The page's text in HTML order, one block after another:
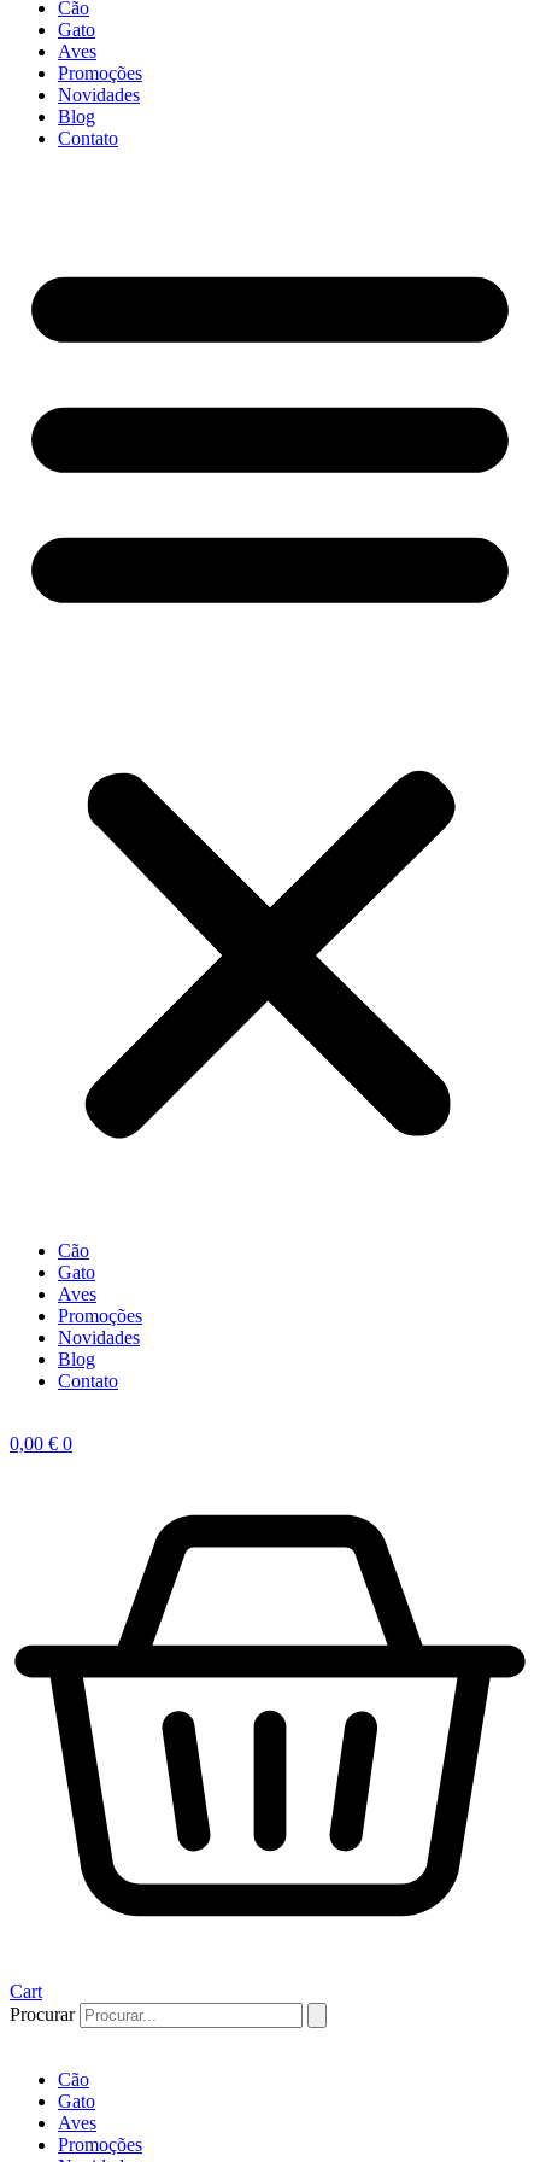
Cão
Gato
Aves
Promoções
Novidades
Blog
Contato
Cão
Gato
Aves
Promoções
Novidades
Blog
Contato
0,00 € 0
Cart
Procurar
Cão
Gato
Aves
Promoções